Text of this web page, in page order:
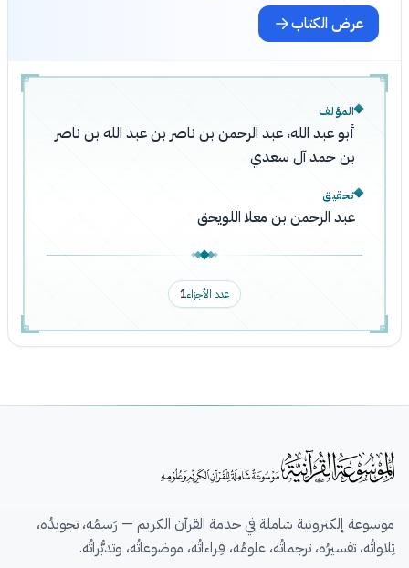
عرض الكتاب
المؤلف
أبو عبد الله، عبد الرحمن بن ناصر بن عبد الله بن ناصر
بن حمد آل سعدي
تحقيق
عبد الرحمن بن معلا اللويحق
عدد الأجزاء1
موسوعة إلكترونية شاملة في خدمة القرآن الكريم — رَسمُه، تجويدُه،
تِلاواتُه، تفسيرُه، ترجماتُه، علومُه، قِراءاتُه، موضوعاتُه، وتدبُّراتُه.